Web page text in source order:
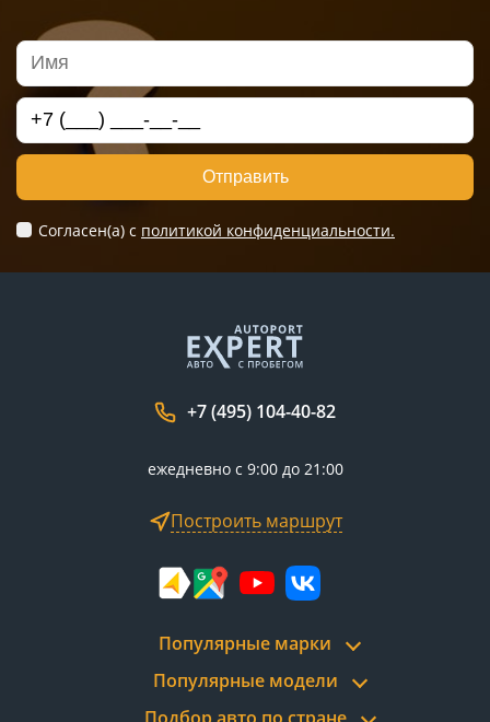
Отправить
Согласен(а) c политикой конфиденциальности.
+7 (495) 104-40-82
ежедневно с 9:00 до 21:00
Построить маршрут
Популярные марки
Популярные модели